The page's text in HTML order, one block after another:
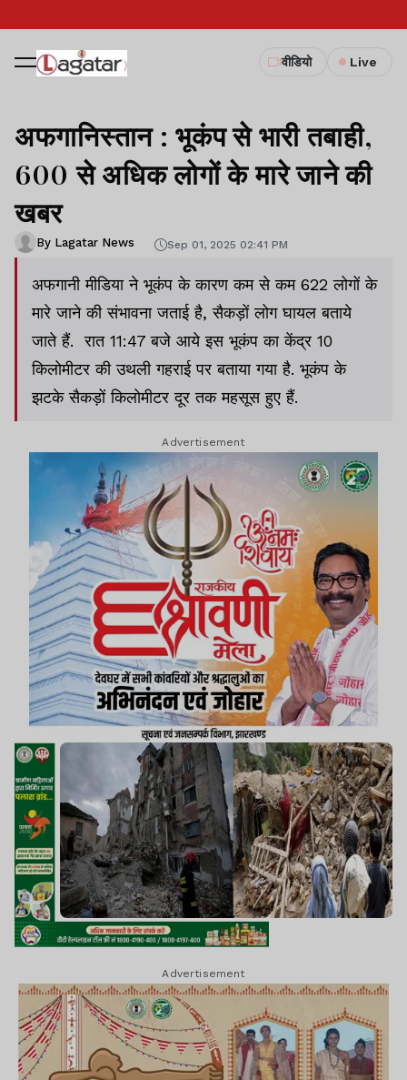
वीडियो Live
अफगानिस्तान : भूकंप से भारी तबाही,
600 से अधिक लोगों के मारे जाने की
खबर
By Lagatar News Sep 01, 2025 02:41 PM
अफगानी मीडिया ने भूकंप के कारण कम से कम 622 लोगों के
मारे जाने की संभावना जताई है, सैकड़ों लोग घायल बताये
जाते हैं. रात 11:47 बजे आये इस भूकंप का केंद्र 10
किलोमीटर की उथली गहराई पर बताया गया है. भूकंप के
झटके सैकड़ों किलोमीटर दूर तक महसूस हुए हैं.
Advertisement
Advertisement